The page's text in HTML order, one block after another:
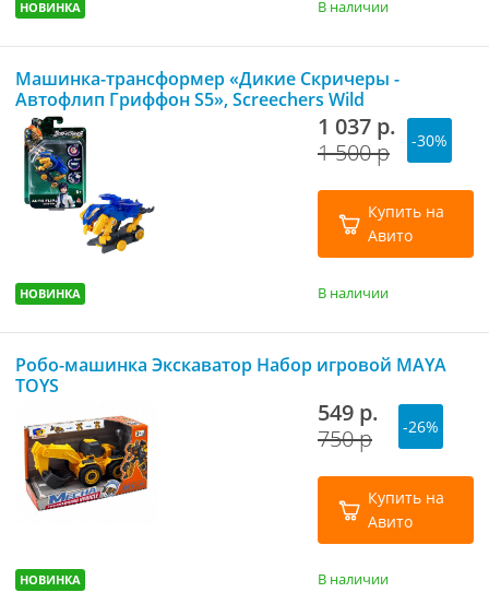
НОВИНКА В наличии
НОВИНКА
Машинка-трансформер «Дикие Скричеры -
Автофлип Гриффон S5», Screechers Wild
1 037 р.
1 500 р
-30%
Купить на
Авито
В наличии
НОВИНКА
Робо-машинка Экскаватор Набор игровой MAYA
TOYS
549 р.
750 р
-26%
Купить на
Авито
В наличии